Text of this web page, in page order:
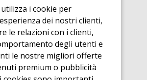
elastici
elastico da giardino
del vostro tappeto elastico
i cookie per
dei nostri clienti,
le relazioni con i clienti,
degli utenti e
le nostre migliori offerte
premium o pubblicità